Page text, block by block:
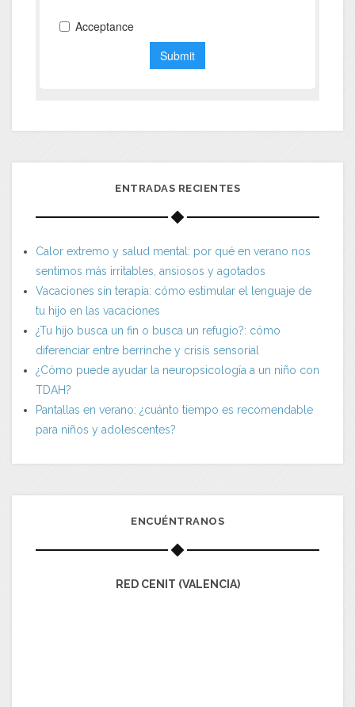
ENTRADAS RECIENTES
Calor extremo y salud mental: por qué en verano nos
sentimos más irritables, ansiosos y agotados
Vacaciones sin terapia: cómo estimular el lenguaje de
tu hijo en las vacaciones
¿Tu hijo busca un fin o busca un refugio?: cómo
diferenciar entre berrinche y crisis sensorial
¿Cómo puede ayudar la neuropsicología a un niño con
TDAH?
Pantallas en verano: ¿cuánto tiempo es recomendable
para niños y adolescentes?
ENCUÉNTRANOS
RED CENIT (VALENCIA)